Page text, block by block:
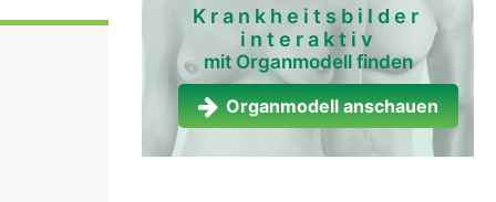
Krankheitsbilder
interaktiv
mit Organmodell finden
Organmodell anschauen